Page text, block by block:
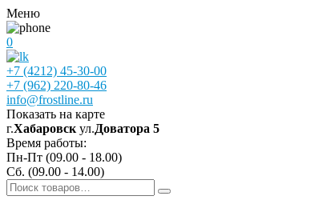
Меню
0
+7 (4212) 45-30-00
+7 (962) 220-80-46
info@frostline.ru
Показать на карте
г.Хабаровск ул.Доватора 5
Время работы:
Пн-Пт (09.00 - 18.00)
Сб. (09.00 - 14.00)